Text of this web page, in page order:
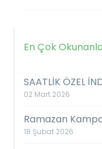
En Çok
SAATLİK ÖZEL
02 Mart 2026
Ramazan
18 Şubat 2026